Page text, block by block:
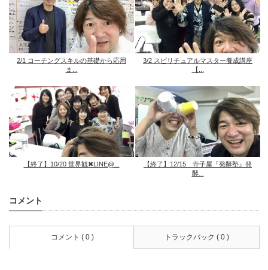
2/1 コーチングスキルの基礎から応用
ま...
3/2 スピリチュアルマスター養成講座
【...
【終了】10/20 世界観✖︎LINE@...
【終了】12/15 寺子屋『発酵塾』発
酵...
コメント
コメント ( 0 ) トラックバック ( 0 )